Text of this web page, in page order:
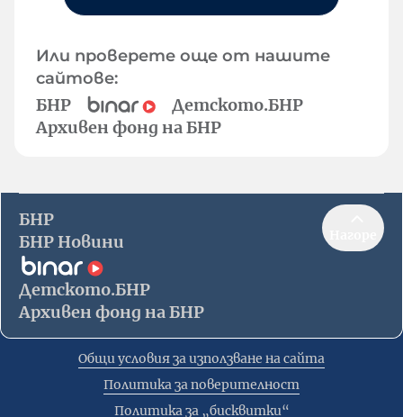
Или проверете още от нашите
сайтове:
БНР
Детското.БНР
Архивен фонд на БНР
БНР
БНР Новини
Детското.БНР
Архивен фонд на БНР
Общи условия за използване на сайта
Политика за поверителност
Политика за „бисквитки“